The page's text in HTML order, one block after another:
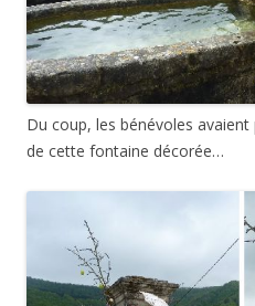
Du coup, les bénévoles
de cette fontaine décorée…